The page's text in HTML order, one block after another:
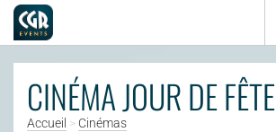
Aller au contenu principal
CINÉMA JOUR DE FÊTE
Accueil > Cinémas